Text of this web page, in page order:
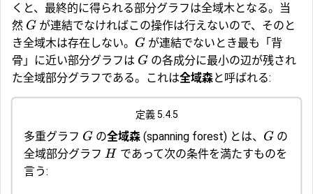
くと、最終的に得られる部分グラフは全域木となる。当
然 G が連結でなければこの操作は行えないので、そのと
き全域木は存在しない。 G が連結でないとき最も「背
骨」に近い部分グラフは G の各成分に最小の辺が残され
た全域部分グラフである。これは全域森と呼ばれる:
定義 5.4.5
多重グラフ G の全域森 (spanning forest) とは、 G の
全域部分グラフ H であって次の条件を満たすものを
言う: